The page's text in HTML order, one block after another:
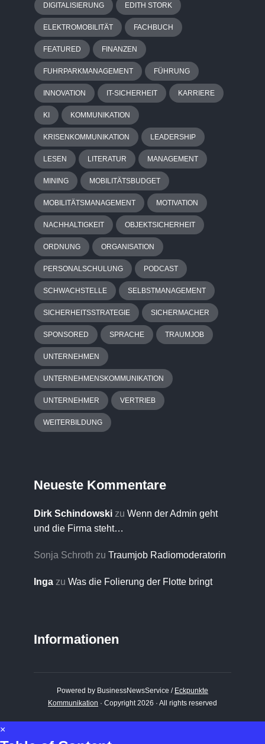
DIGITALISIERUNG EDITH STORK
ELEKTROMOBILITÄT FACHBUCH
FEATURED FINANZEN
FUHRPARKMANAGEMENT FÜHRUNG
INNOVATION IT-SICHERHEIT KARRIERE
KI KOMMUNIKATION
KRISENKOMMUNIKATION LEADERSHIP
LESEN LITERATUR MANAGEMENT
MINING MOBILITÄTSBUDGET
MOBILITÄTSMANAGEMENT MOTIVATION
NACHHALTIGKEIT OBJEKTSICHERHEIT
ORDNUNG ORGANISATION
PERSONALSCHULUNG PODCAST
SCHWACHSTELLE SELBSTMANAGEMENT
SICHERHEITSSTRATEGIE SICHERMACHER
SPONSORED SPRACHE TRAUMJOB
UNTERNEHMEN
UNTERNEHMENSKOMMUNIKATION
UNTERNEHMER VERTRIEB
WEITERBILDUNG
Neueste Kommentare
Dirk Schindowski zu Wenn der Admin geht
und die Firma steht…
Sonja Schroth zu Traumjob Radiomoderatorin
Inga zu Was die Folierung der Flotte bringt
Informationen
Powered by BusinessNewsService / Eckpunkte
Kommunikation · Copyright 2026 · All rights reserved
×